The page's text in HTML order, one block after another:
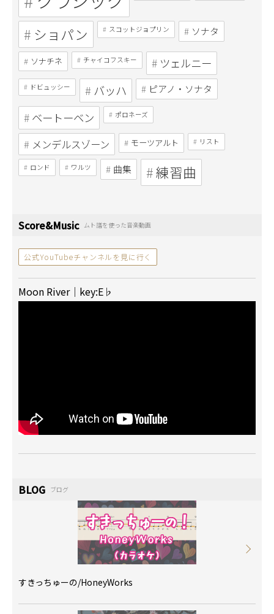
ショパン スコットジョプリン ソナタ
ソナチネ チャイコフスキー ツェルニー
ドビュッシー バッハ ピアノ・ソナタ
ベートーベン ポロネーズ
メンデルスゾーン モーツアルト リスト
ロンド ワルツ 曲集 練習曲
Score&Music ムト譜を使った音楽動画
公式YouTubeチャンネルを見に行く
Moon River｜key:E♭
BLOG ブログ
すきっちゅーの/HoneyWorks